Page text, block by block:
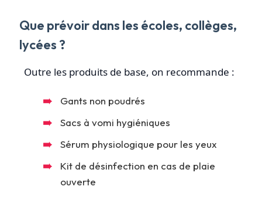
Que prévoir dans les écoles, collèges,
lycées ?
Outre les produits de base, on recommande :
Gants non poudrés
Sacs à vomi hygiéniques
Sérum physiologique pour les yeux
Kit de désinfection en cas de plaie
ouverte